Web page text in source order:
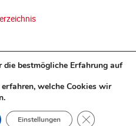
bestmögliche Erfahrung auf
welche Cookies wir
Einstellungen GDPR